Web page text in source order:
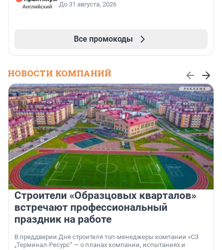
До 31 августа, 2026
Все промокоды
НОВОСТИ КОМПАНИЙ
Строители «Образцовых кварталов»
встречают профессиональный
праздник на работе
В преддверии Дня строителя топ-менеджеры компании «СЗ
„Терминал-Ресурс“ — о планах компании, испытаниях и